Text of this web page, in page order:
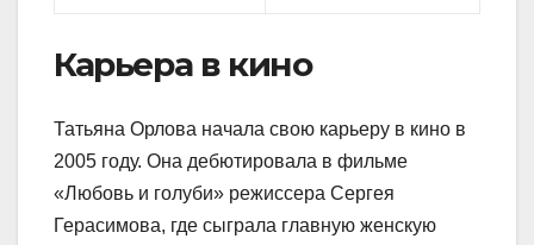
Карьера в кино
Татьяна Орлова начала свою карьеру в кино в
2005 году. Она дебютировала в фильме
«Любовь и голуби» режиссера Сергея
Герасимова, где сыграла главную женскую